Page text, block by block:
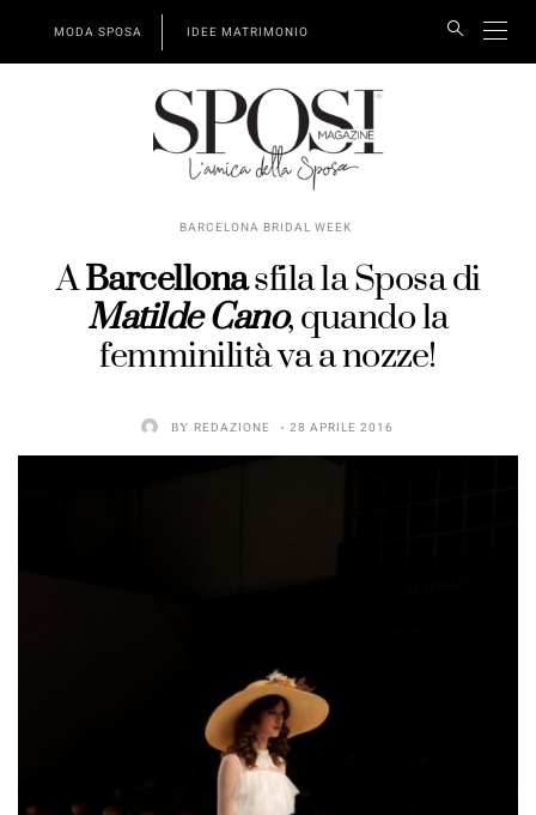
MODA SPOSA IDEE MATRIMONIO
BARCELONA BRIDAL WEEK
ABarcellonasfila la Sposa di
Matilde Cano, quando la
femminilità va a nozze!
BY REDAZIONE 28 APRILE 2016